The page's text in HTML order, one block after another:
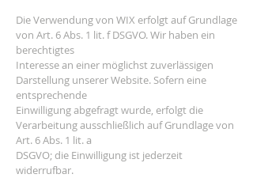
Die Verwendung von WIX erfolgt auf Grundlage
von Art. 6 Abs. 1 lit. f DSGVO. Wir haben ein
berechtigtes
Interesse an einer möglichst zuverlässigen
Darstellung unserer Website. Sofern eine
entsprechende
Einwilligung abgefragt wurde, erfolgt die
Verarbeitung ausschließlich auf Grundlage von
Art. 6 Abs. 1 lit. a
DSGVO; die Einwilligung ist jederzeit
widerrufbar.